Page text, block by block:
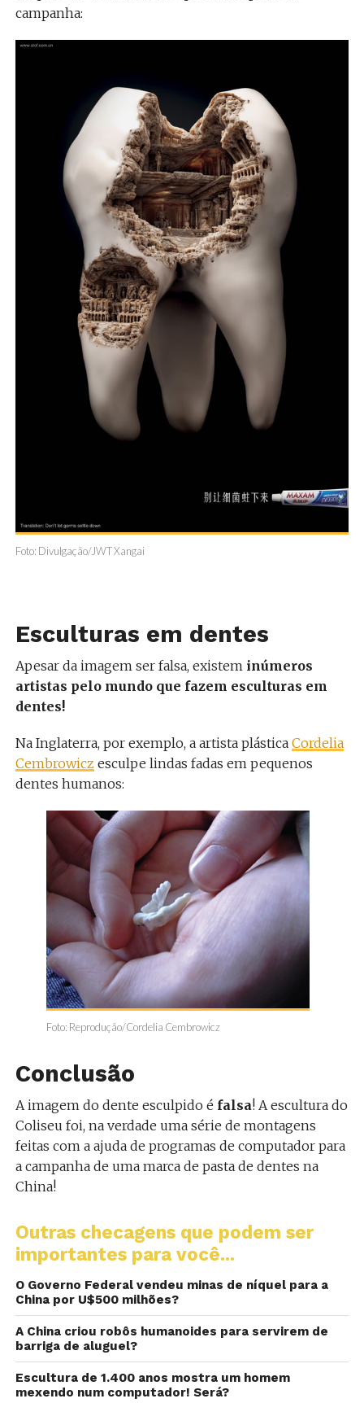
campanha:
Foto: Divulgação/JWT Xangai
Esculturas em dentes
Apesar da imagem ser falsa, existem inúmeros
artistas pelo mundo que fazem esculturas em
dentes!
Na Inglaterra, por exemplo, a artista plástica Cordelia
Cembrowicz esculpe lindas fadas em pequenos
dentes humanos:
Foto: Reprodução/Cordelia Cembrowicz
Conclusão
A imagem do dente esculpido é falsa! A escultura do
Coliseu foi, na verdade uma série de montagens
feitas com a ajuda de programas de computador para
a campanha de uma marca de pasta de dentes na
China!
Outras checagens que podem ser
importantes para você...
O Governo Federal vendeu minas de níquel para a
China por U$500 milhões?
A China criou robôs humanoides para servirem de
barriga de aluguel?
Escultura de 1.400 anos mostra um homem
mexendo num computador! Será?